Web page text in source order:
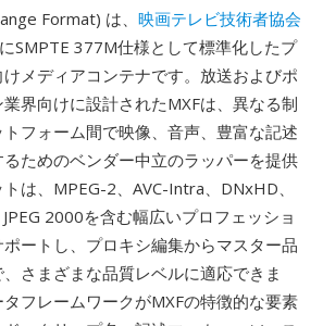
Format) は、 映画テレビ技術者協会
SMPTE 377M仕様として標準化したプ
メディアコンテナです。放送およびポ
界向けに設計されたMXFは、異なる制
フォーム間で映像、音声、豊富な記述
ためのベンダー中立のラッパーを提供
は、MPEG-2、AVC-Intra、DNxHD、
2000を含む幅広いプロフェッショ
ートし、プロキシ編集からマスター品
さまざまな品質レベルに適応できま
フレームワークがMXFの特徴的な要素